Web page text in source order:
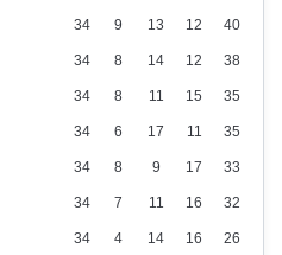
34 9 13 12 40
34 8 14 12 38
34 8 11 15 35
34 6 17 11 35
34 8 9 17 33
34 7 11 16 32
34 4 14 16 26